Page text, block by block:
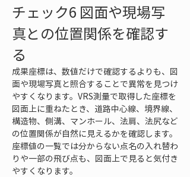
チェック6 図面や現場写
真との位置関係を確認す
る
成果座標は、数値だけで確認するよりも、図
面や現場写真と照合することで異常を見つけ
やすくなります。VRS測量で取得した座標を
図面上に重ねたとき、道路中心線、境界線、
構造物、側溝、マンホール、法肩、法尻など
の位置関係が自然に見えるかを確認します。
座標値の一覧では分からない点名の入れ替わ
りや一部の飛び点も、図面上で見ると気付き
やすくなります。